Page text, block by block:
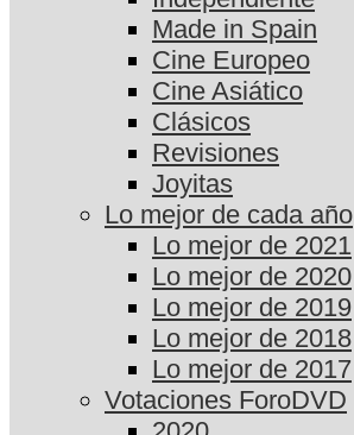
Made in Spain
Cine Europeo
Cine Asiático
Clásicos
Revisiones
Joyitas
Lo mejor de cada año
Lo mejor de 2021
Lo mejor de 2020
Lo mejor de 2019
Lo mejor de 2018
Lo mejor de 2017
Votaciones ForoDVD